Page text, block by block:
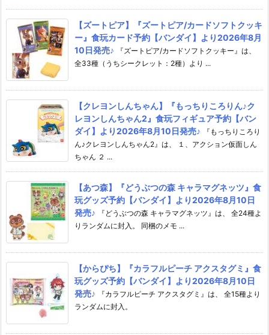
【ズートピア】『ズートピア/カードソフトクッキ
ー』食玩カード予約【バンダイ】より2026年8月
10日発売♪
『ズートピア/カードソフトクッキー』は、
全33種（うちシークレット：2種）より ...
【クレヨンしんちゃん】『もっちりころりん♪ク
レヨンしんちゃん2』食玩フィギュア予約【バン
ダイ】より2026年8月10日発売♪
『もっちりころり
ん♪クレヨンしんちゃん2』は、 １、アクション仮面しん
ちゃん ２ ...
【あつ森】『どうぶつの森 キャラマグネッツ』食
玩グッズ予約【バンダイ】より2026年8月10日
発売♪
『どうぶつの森 キャラマグネッツ』は、 全24種よ
りランダムに封入。 同梱のメモ ...
【からぴち】『カラフルピーチ アクスタグミ』食
玩グッズ予約【バンダイ】より2026年8月10日
発売♪
『カラフルピーチ アクスタグミ』は、 全15種より
ランダムに封入。